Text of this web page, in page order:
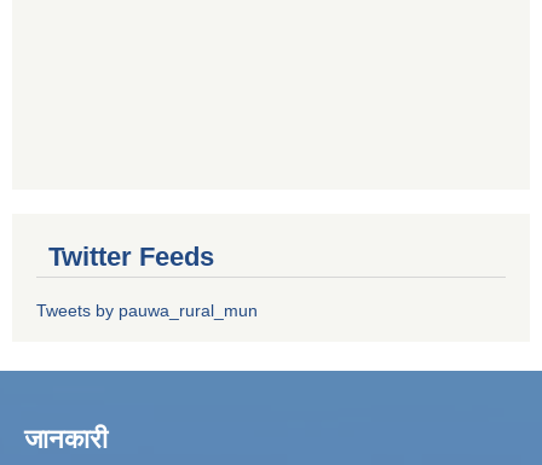
Twitter Feeds
Tweets by pauwa_rural_mun
जानकारी